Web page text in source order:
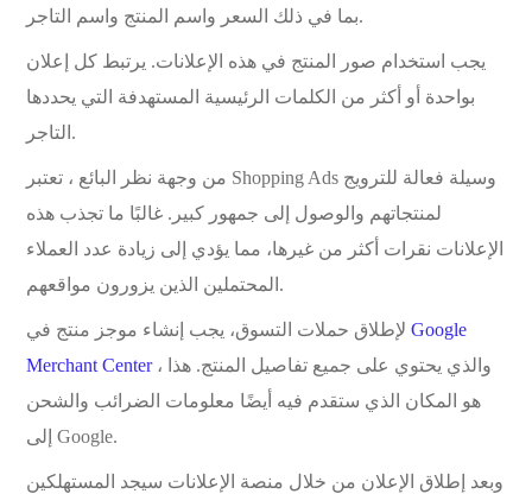
بما في ذلك السعر واسم المنتج واسم التاجر.
يجب استخدام صور المنتج في هذه الإعلانات. يرتبط كل إعلان
بواحدة أو أكثر من الكلمات الرئيسية المستهدفة التي يحددها
التاجر.
من وجهة نظر البائع ، تعتبر Shopping Ads وسيلة فعالة للترويج
لمنتجاتهم والوصول إلى جمهور كبير. غالبًا ما تجذب هذه
الإعلانات نقرات أكثر من غيرها، مما يؤدي إلى زيادة عدد العملاء
المحتملين الذين يزورون مواقعهم.
لإطلاق حملات التسوق، يجب إنشاء موجز منتج فيGoogle
Merchant Center، والذي يحتوي على جميع تفاصيل المنتج. هذا
هو المكان الذي ستقدم فيه أيضًا معلومات الضرائب والشحن
إلى Google.
وبعد إطلاق الإعلان من خلال منصة الإعلانات سيجد المستهلكين